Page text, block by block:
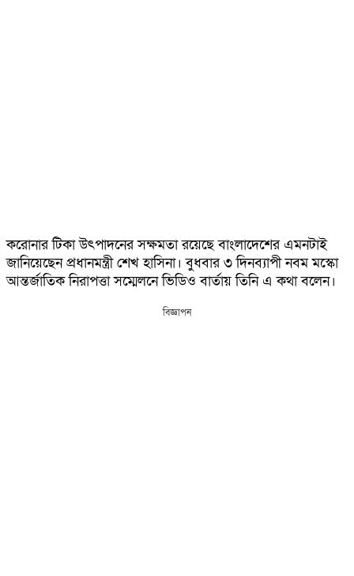
করোনার টিকা উৎপাদনের সক্ষমতা রয়েছে বাংলাদেশের এমনটাই
জানিয়েছেন প্রধানমন্ত্রী শেখ হাসিনা। বুধবার ৩ দিনব্যাপী নবম মস্কো
আন্তর্জাতিক নিরাপত্তা সম্মেলনে ভিডিও বার্তায় তিনি এ কথা বলেন।
বিজ্ঞাপন